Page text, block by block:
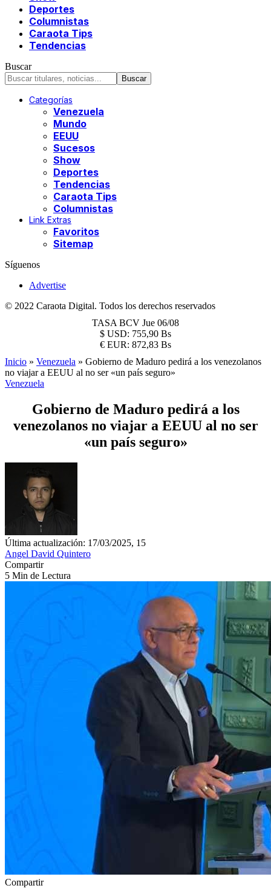
Deportes
Columnistas
Caraota Tips
Tendencias
Buscar
Categorías
Venezuela
Mundo
EEUU
Sucesos
Show
Deportes
Tendencias
Caraota Tips
Columnistas
Link Extras
Favoritos
Sitemap
Síguenos
Advertise
© 2022 Caraota Digital. Todos los derechos reservados
TASA BCV Jue 06/08
$ USD: 755,90 Bs
€ EUR: 872,83 Bs
Inicio » Venezuela » Gobierno de Maduro pedirá a los venezolanos
no viajar a EEUU al no ser «un país seguro»
Venezuela
Gobierno de Maduro pedirá a los
venezolanos no viajar a EEUU al no ser
«un país seguro»
Última actualización: 17/03/2025, 15
Angel David Quintero
Compartir
5 Min de Lectura
Compartir